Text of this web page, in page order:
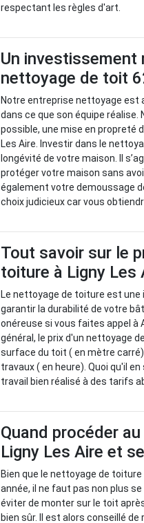
respectant les règles d'art.
Un investissement
nettoyage de toit
Notre entreprise nettoyage
dans ce que son équipe réalise.
possible, une mise en propreté
Les Aire. Investir dans le
longévité de votre maison. Il
protéger votre maison sans
également votre demoussage
choix judicieux car vous
Tout savoir sur le
toiture à Ligny Les
Le nettoyage de toiture est
garantir la durabilité de votre
onéreuse si vous faites appel à
général, le prix d'un nettoyage
surface du toit ( en mètre
travaux ( en heure). Quoi qu'il
travail bien réalisé à des tarifs
Quand procéder
Ligny Les Aire et
Bien que le nettoyage de
année, il ne faut pas non plus
éviter de monter sur le toit
bien sûr. Il est alors conseillé